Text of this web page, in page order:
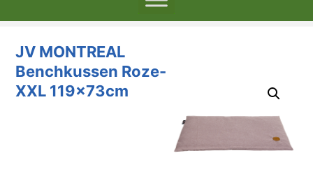
JV MONTREAL
Benchkussen Roze-
XXL 119x73cm